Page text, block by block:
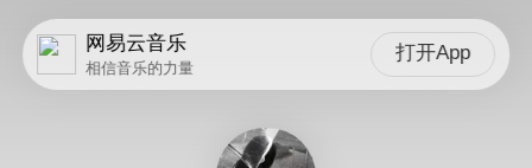
网易云音乐
相信音乐的力量
打开App